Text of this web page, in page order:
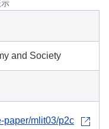
and Society
paper/mlit03/p2c